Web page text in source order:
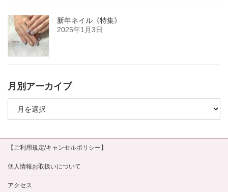
新年ネイル《特集》
2025年1月3日
月別アーカイブ
月
イ
ブ
【ご利用規定/キャンセルポリシー】
個人情報お取扱いについて
アクセス